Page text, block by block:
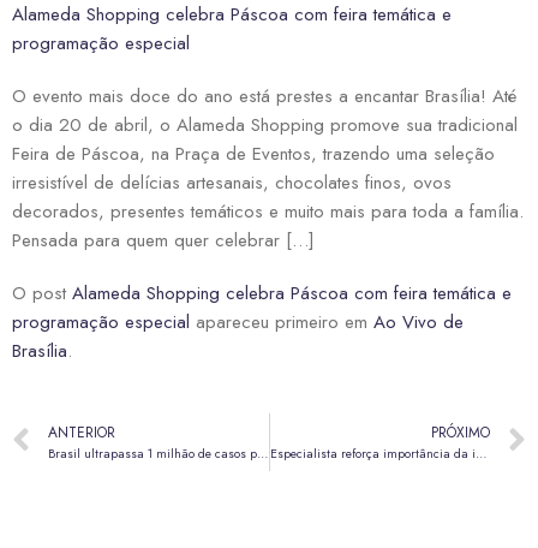
Alameda Shopping celebra Páscoa com feira temática e
programação especial
O evento mais doce do ano está prestes a encantar Brasília! Até
o dia 20 de abril, o Alameda Shopping promove sua tradicional
Feira de Páscoa, na Praça de Eventos, trazendo uma seleção
irresistível de delícias artesanais, chocolates finos, ovos
decorados, presentes temáticos e muito mais para toda a família.
Pensada para quem quer celebrar […]
O post Alameda Shopping celebra Páscoa com feira temática e
programação especial apareceu primeiro em Ao Vivo de
Brasília.
ANTERIOR
Brasil ultrapassa 1 milhão de casos prováveis de dengue em 2025
PRÓXIMO
Especialista reforça importância da imunização contra o sarampo